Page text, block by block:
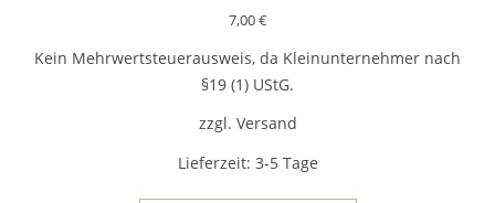
7,00€
Kein Mehrwertsteuerausweis, da Kleinunternehmer nach
§19 (1) UStG.
zzgl. Versand
Lieferzeit: 3-5 Tage
Dieses Produkt